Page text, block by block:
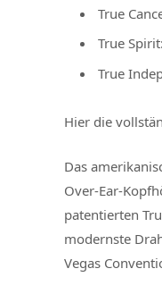
True
True
True
Hier die
Das
Over-Ear-
patentierten
modernste
Vegas